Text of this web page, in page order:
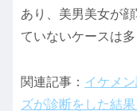
あり、美男美女が
ていないケースは多
関連記事： イケメ
ズが診断をした結果